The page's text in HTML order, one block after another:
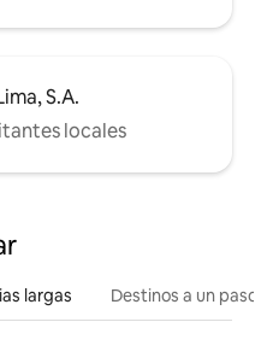
S.A.
locales
largas Destinos a un